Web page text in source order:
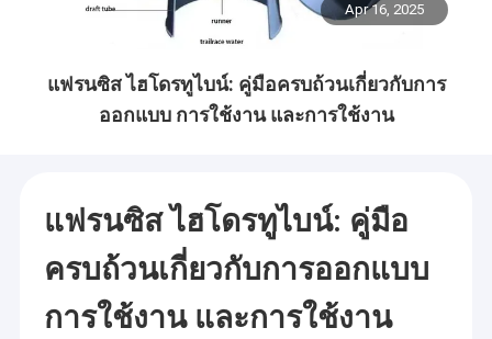
Apr 16, 2025
แฟรนซิส ไฮโดรทูไบน์: คู่มือครบถ้วนเกี่ยวกับการ
ออกแบบ การใช้งาน และการใช้งาน
แฟรนซิส ไฮโดรทูไบน์: คู่มือ
ครบถ้วนเกี่ยวกับการออกแบบ
การใช้งาน และการใช้งาน